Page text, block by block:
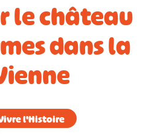
le château
dans la
l'Histoire